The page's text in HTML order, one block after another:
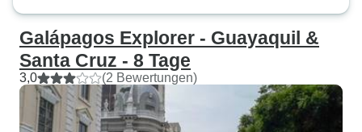
Galápagos Explorer - Guayaquil &
Santa Cruz - 8 Tage
3,0 (2 Bewertungen)